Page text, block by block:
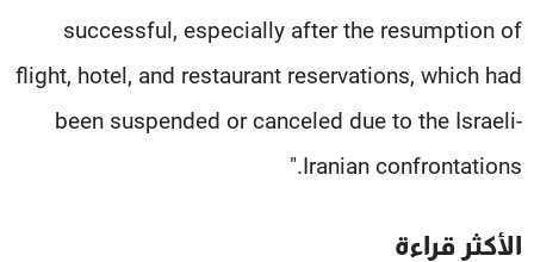
successful, especially after the resumption of
flight, hotel, and restaurant reservations, which had
been suspended or canceled due to the Israeli-
Iranian confrontations."
الأكثر قراءة